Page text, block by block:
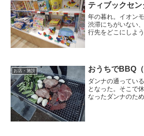
ティブックセン
年の暮れ。イオン
渋滞にちがいない
行先をどこにしよ
があり、その左手
お店・施設 おうちでBBQ（
ダンナの通ってい
となった。そこで
なったダンナのた